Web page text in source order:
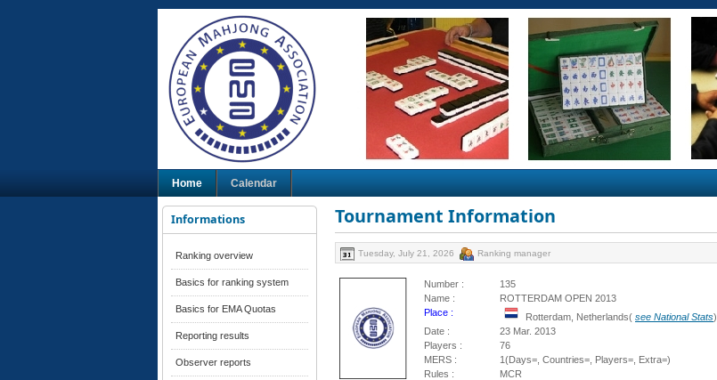
Home Calendar
Informations
Ranking overview
Basics for ranking system
Basics for EMA Quotas
Reporting results
Observer reports
Tournament Information
Tuesday, July 21, 2026 Ranking manager
Number :
135
Name :
ROTTERDAM OPEN 2013
Place :
Rotterdam, Netherlands( see National Stats)
Date :
23 Mar. 2013
Players :
76
MERS :
1(Days=, Countries=, Players=, Extra=)
Rules :
MCR